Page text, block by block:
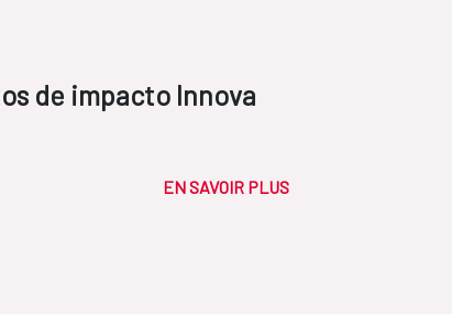
de impacto Innova
EN SAVOIR PLUS